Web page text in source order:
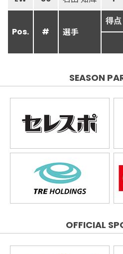
Pos. # 選手
得点
SEASON
OFFICIAL